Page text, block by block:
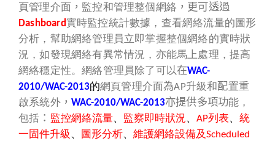
頁管理介面 ， 監控和管理整個網絡 ，更可透過
Dashboard實時監控統計數據，查看網絡流量的圖形
分析，幫助網絡管理員立即掌握整個網絡的實時狀
況，如發現網絡有異常情況，亦能馬上處理，提高
網絡穩定性。網絡管理員除了可以在WAC-
2010/WAC-2013的網頁管理介面為AP升級和配置重
啟系統外，WAC-2010/WAC-2013亦提供多項功能，
包括 ： 監控網絡流量、 監察即時狀況、 AP列表、 統
一固件升級 、 圖形分析、 維護網絡設備及Scheduled